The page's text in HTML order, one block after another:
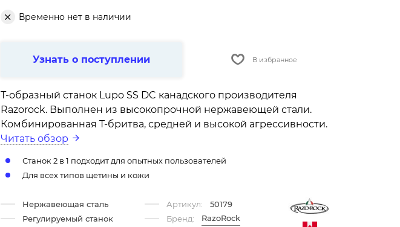
Временно нет в наличии
Узнать о поступлении В избранное
Т-образный станок Lupo SS DC канадского производителя
Razorock. Выполнен из высокопрочной нержавеющей стали.
Комбинированная T-бритва, средней и высокой агрессивности.
Читать обзор
Станок 2 в 1 подходит для опытных пользователей
Для всех типов щетины и кожи
Нержавеющая сталь
Регулируемый станок
Артикул:
50179
Бренд:
RazoRock